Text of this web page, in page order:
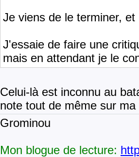
Je viens de le terminer,
J'essaie de faire une
mais en attendant je le
Celui-là est inconnu au
note tout de même sur
Grominou
Mon blogue de lecture: